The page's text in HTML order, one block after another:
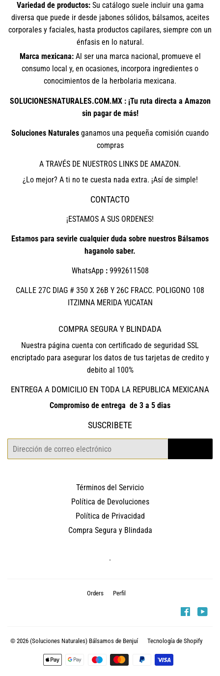
Variedad de productos:Su catálogo suele incluir una gama
diversa que puede ir desde jabones sólidos, bálsamos, aceites
corporales y faciales, hasta productos capilares, siempre con un
énfasis en lo natural.
Marca mexicana:Al ser una marca nacional, promueve el
consumo local y, en ocasiones, incorpora ingredientes o
conocimientos de la herbolaria mexicana.
SOLUCIONESNATURALES.COM.MX : ¡Tu ruta directa a Amazon
sin pagar de más!
Soluciones Naturales ganamos una pequeña comisión cuando
compras
A TRAVÉS DE NUESTROS LINKS DE AMAZON.
¿Lo mejor? A ti no te cuesta nada extra. ¡Así de simple!
CONTACTO
¡ESTAMOS A SUS ORDENES!
Estamos para sevirle cualquier duda sobre nuestros Bálsamos
haganolo saber.
WhatsApp : 9992611508
CALLE 27C DIAG # 350 X 26B Y 26C FRACC. POLIGONO 108
ITZIMNA MERIDA YUCATAN
COMPRA SEGURA Y BLINDADA
Nuestra página cuenta con certificado de seguridad SSL
encriptado para asegurar los datos de tus tarjetas de credito y
debito al 100%
ENTREGA A DOMICILIO EN TODA LA REPUBLICA MEXICANA
Compromiso de entrega de 3 a 5 dias
SUSCRIBETE
Correo
Términos del Servicio
Política de Devoluciones
Política de Privacidad
Compra Segura y Blindada
.
Orders Perfil
© 2026 (Soluciones Naturales) Bálsamos de Benjuí Tecnología de Shopify
Métodos